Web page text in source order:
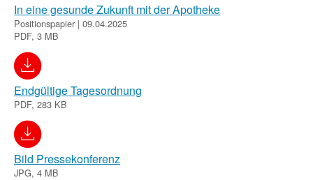
In eine gesunde Zukunft mit der Apotheke
Positionspapier | 09.04.2025
PDF, 3 MB
Endgültige Tagesordnung
PDF, 283 KB
Bild Pressekonferenz
JPG, 4 MB